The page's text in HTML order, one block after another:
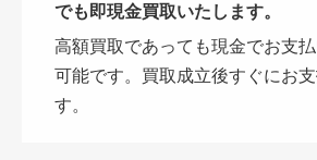
でも即現金買取いたします。
高額買取であっても現金でお支
可能です。買取成立後すぐにお
す。